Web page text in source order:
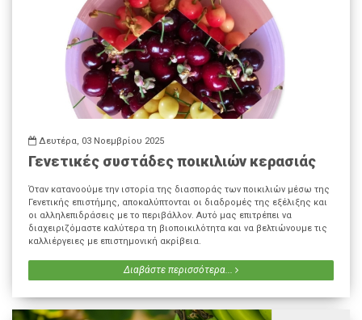
Δευτέρα, 03 Νοεμβρίου 2025
Γενετικές συστάδες ποικιλιών κερασιάς
Όταν κατανοούμε την ιστορία της διασποράς των ποικιλιών μέσω της
Γενετικής επιστήμης, αποκαλύπτονται οι διαδρομές της εξέλιξης και
οι αλληλεπιδράσεις με το περιβάλλον. Αυτό μας επιτρέπει να
διαχειριζόμαστε καλύτερα τη βιοποικιλότητα και να βελτιώνουμε τις
καλλιέργειες με επιστημονική ακρίβεια.
Διαβάστε περισσότερα...